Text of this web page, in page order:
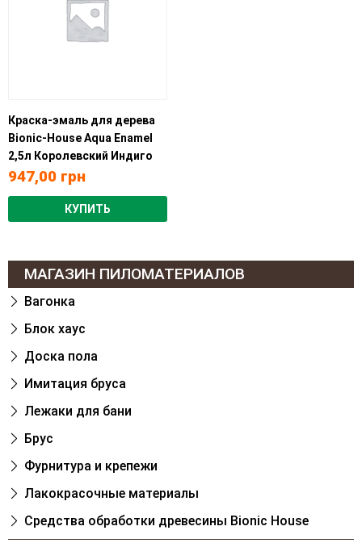
Краска-эмаль для дерева
Bionic-House Aqua Enamel
2,5л Королевский Индиго
947,00 грн
КУПИТЬ
МАГАЗИН ПИЛОМАТЕРИАЛОВ
Вагонка
Блок хаус
Доска пола
Имитация бруса
Лежаки для бани
Брус
Фурнитура и крепежи
Лакокрасочные материалы
Cредства обработки древесины Bionic House